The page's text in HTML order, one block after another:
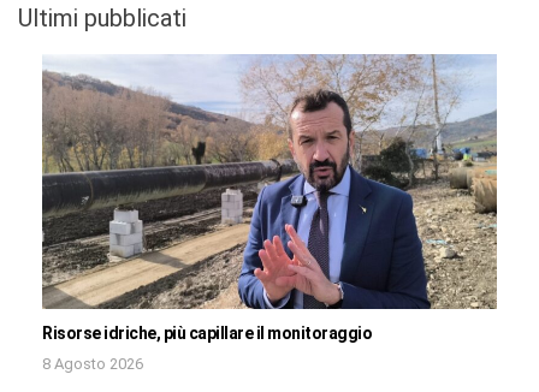
Ultimi pubblicati
Risorse idriche, più capillare il monitoraggio
8 Agosto 2026